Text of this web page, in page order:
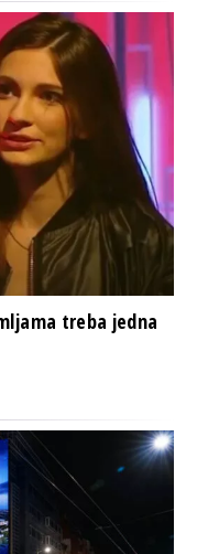
treba jedna